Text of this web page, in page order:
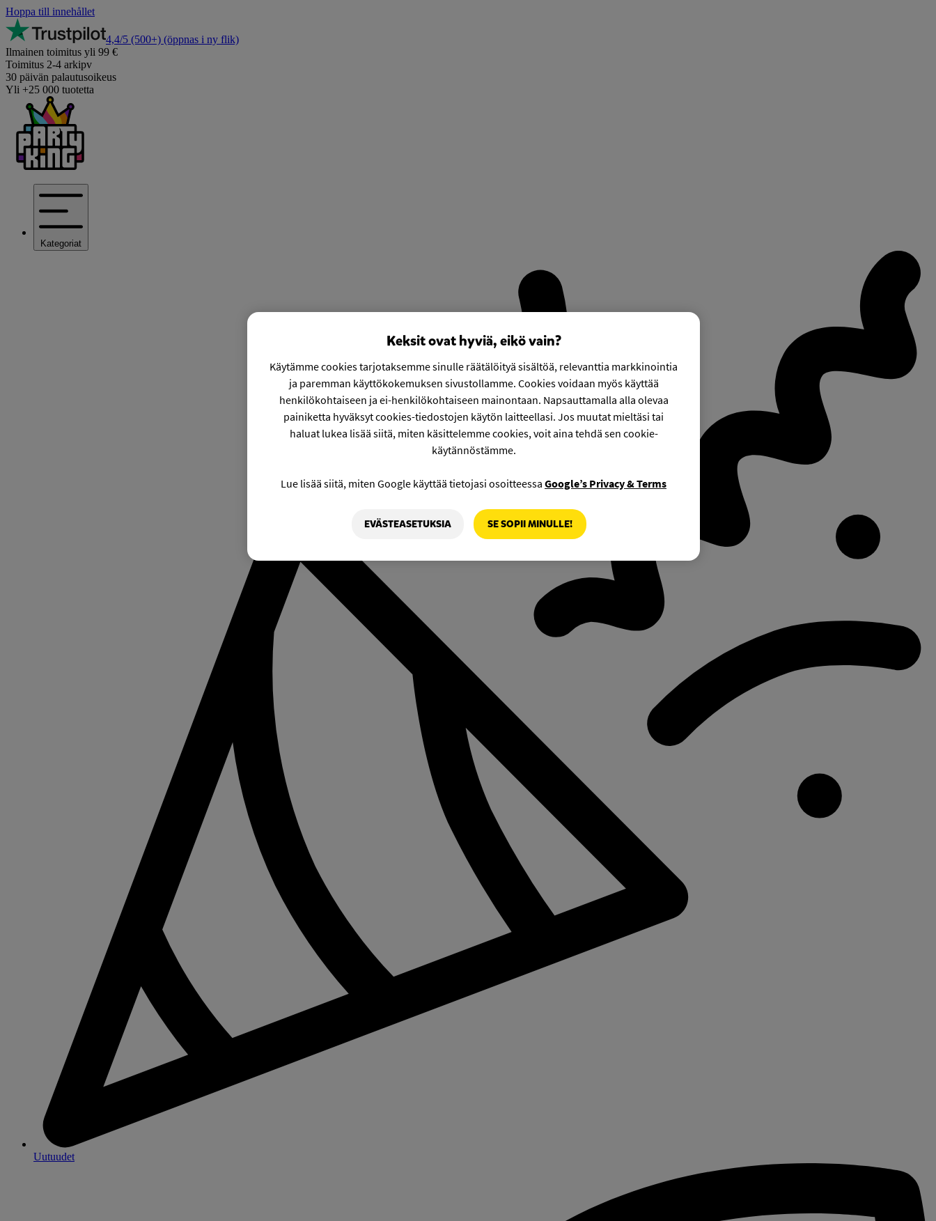
Hoppa till innehållet
4,4/5 (500+) (öppnas i ny flik)
Ilmainen toimitus yli 99 €
Toimitus 2-4 arkipv
30 päivän palautusoikeus
Yli +25 000 tuotetta
Kategoriat
Uutuudet
Keksit ovat hyviä, eikö vain?
Käytämme cookies tarjotaksemme sinulle räätälöityä sisältöä, relevanttia markkinointia
ja paremman käyttökokemuksen sivustollamme. Cookies voidaan myös käyttää
henkilökohtaiseen ja ei-henkilökohtaiseen mainontaan. Napsauttamalla alla olevaa
painiketta hyväksyt cookies-tiedostojen käytön laitteellasi. Jos muutat mieltäsi tai
haluat lukea lisää siitä, miten käsittelemme cookies, voit aina tehdä sen cookie-
käytännöstämme.
Lue lisää siitä, miten Google käyttää tietojasi osoitteessa Google’s Privacy & Terms
EVÄSTEASETUKSIA SE SOPII MINULLE!